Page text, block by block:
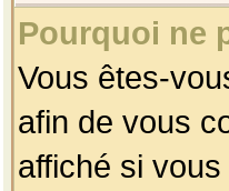
Pourquoi ne
Vous êtes-
afin de vous
affiché si